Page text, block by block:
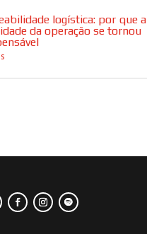
logística: por que a
da operação se tornou